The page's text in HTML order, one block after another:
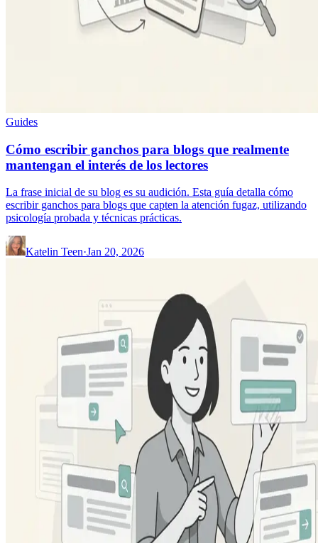
Guides
Cómo escribir ganchos para blogs que realmente
mantengan el interés de los lectores
La frase inicial de su blog es su audición. Esta guía detalla cómo
escribir ganchos para blogs que capten la atención fugaz, utilizando
psicología probada y técnicas prácticas.
Katelin Teen·Jan 20, 2026